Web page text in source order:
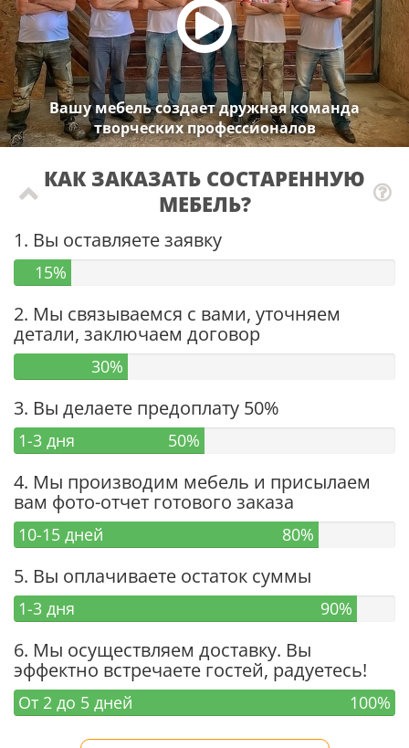
Вашу мебель создает дружная команда
творческих профессионалов
КАК ЗАКАЗАТЬ СОСТАРЕННУЮ
МЕБЕЛЬ?
1. Вы оставляете заявку
15%
2. Мы связываемся с вами, уточняем
детали, заключаем договор
30%
3. Вы делаете предоплату 50%
1-3 дня 50%
4. Мы производим мебель и присылаем
вам фото-отчет готового заказа
10-15 дней 80%
5. Вы оплачиваете остаток суммы
1-3 дня 90%
6. Мы осуществляем доставку. Вы
эффектно встречаете гостей, радуетесь!
От 2 до 5 дней 100%